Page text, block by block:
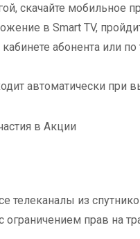
скачайте мобильное
в Smart TV,
абонента или
автоматически при
в Акции
телеканалы из
ограничением прав на